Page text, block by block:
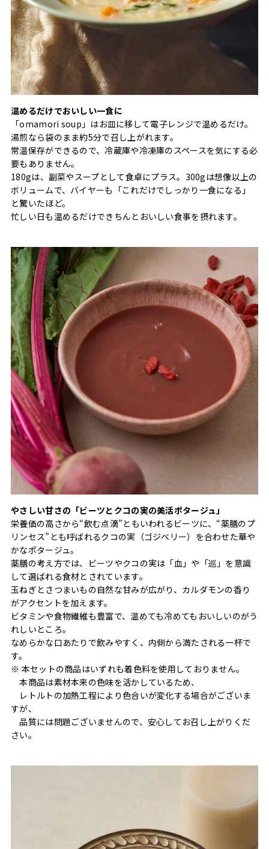
温めるだけでおいしい一食に
「omamori soup」はお皿に移して電子レンジで温めるだけ。
湯煎なら袋のまま約5分で召し上がれます。
常温保存ができるので、冷蔵庫や冷凍庫のスペースを気にする必
要もありません。
180gは、副菜やスープとして食卓にプラス。300gは想像以上の
ボリュームで、バイヤーも「これだけでしっかり一食になる」
と驚いたほど。
忙しい日も温めるだけできちんとおいしい食事を摂れます。
やさしい甘さの「ビーツとクコの実の美活ポタージュ」
栄養価の高さから“飲む点滴”ともいわれるビーツに、“薬膳のプ
リンセス”とも呼ばれるクコの実（ゴジベリー）を合わせた華や
かなポタージュ。
薬膳の考え方では、ビーツやクコの実は「血」や「巡」を意識
して選ばれる食材とされています。
玉ねぎとさつまいもの自然な甘みが広がり、カルダモンの香り
がアクセントを加えます。
ビタミンや食物繊維も豊富で、温めても冷めてもおいしいのがう
れしいところ。
なめらかな口あたりで飲みやすく、内側から満たされる一杯で
す。
※ 本セットの商品はいずれも着色料を使用しておりません。
本商品は素材本来の色味を活かしているため、
レトルトの加熱工程により色合いが変化する場合がございま
すが、
品質には問題ございませんので、安心してお召し上がりくだ
さい。